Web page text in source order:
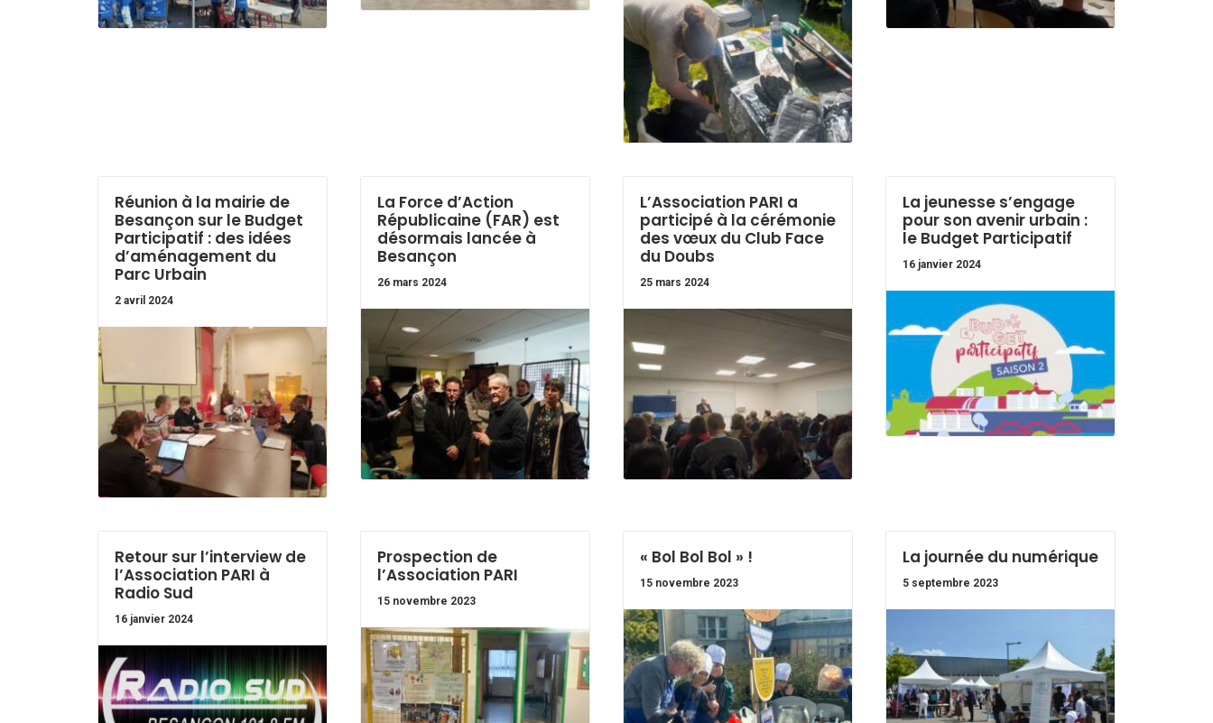
Réunion à la mairie de
Besançon sur le Budget
Participatif : des idées
d’aménagement du
Parc Urbain
2 avril 2024
La Force d’Action
Républicaine (FAR) est
désormais lancée à
Besançon
26 mars 2024
L’Association PARI a
participé à la cérémonie
des vœux du Club Face
du Doubs
25 mars 2024
La jeunesse s’engage
pour son avenir urbain :
le Budget Participatif
16 janvier 2024
Retour sur l’interview de
l’Association PARI à
Radio Sud
16 janvier 2024
Prospection de
l’Association PARI
15 novembre 2023
« Bol Bol Bol » !
15 novembre 2023
La journée du numérique
5 septembre 2023